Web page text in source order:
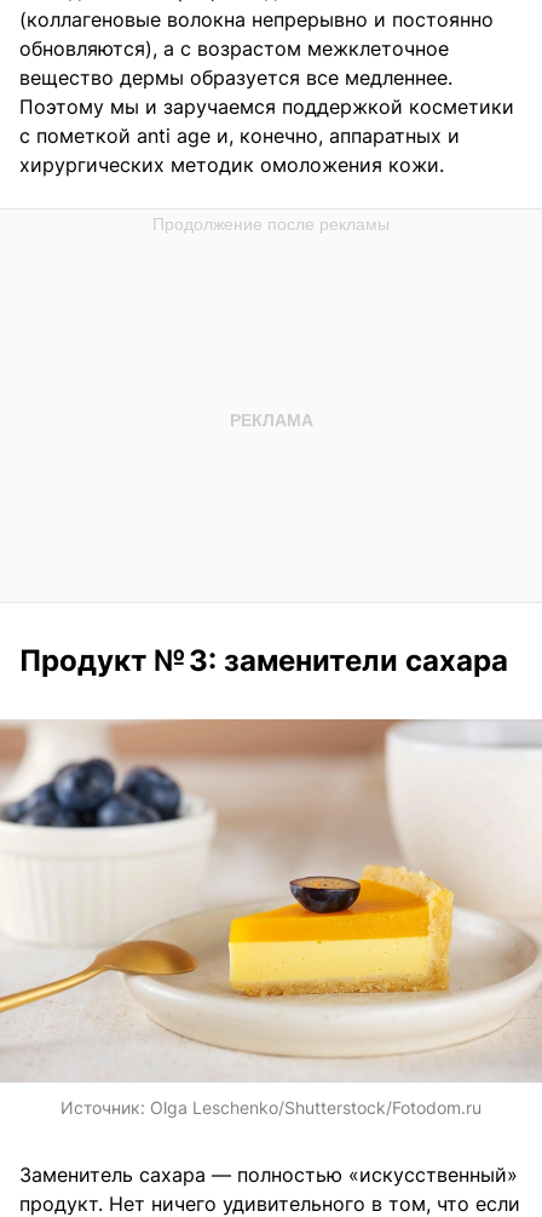
(коллагеновые волокна непрерывно и постоянно
обновляются), а с возрастом межклеточное
вещество дермы образуется все медленнее.
Поэтому мы и заручаемся поддержкой косметики
с пометкой anti age и, конечно, аппаратных и
хирургических методик омоложения кожи.
Продукт № 3: заменители сахара
Источник: Olga Leschenko/Shutterstock/Fotodom.ru
Заменитель сахара — полностью «искусственный»
продукт. Нет ничего удивительного в том, что если